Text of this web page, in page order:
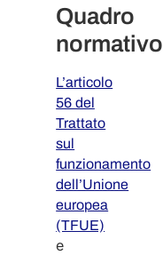
Quadro
normativo
L’articolo
56 del
Trattato
sul
funzionamento
dell’Unione
europea
(TFUE)
e